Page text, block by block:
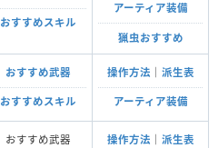
おすすめスキル
アーティア装備
猟虫おすすめ
おすすめ武器
おすすめスキル
操作方法 派生表
アーティア装備
おすすめ武器 操作方法 派生表